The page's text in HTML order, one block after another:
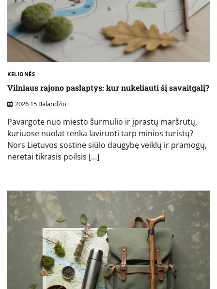
KELIONĖS
Vilniaus rajono paslaptys: kur nukeliauti šį savaitgalį?
2026 15 Balandžio
Pavargote nuo miesto šurmulio ir įprastų maršrutų,
kuriuose nuolat tenka laviruoti tarp minios turistų?
Nors Lietuvos sostinė siūlo daugybę veiklų ir pramogų,
neretai tikrasis poilsis […]